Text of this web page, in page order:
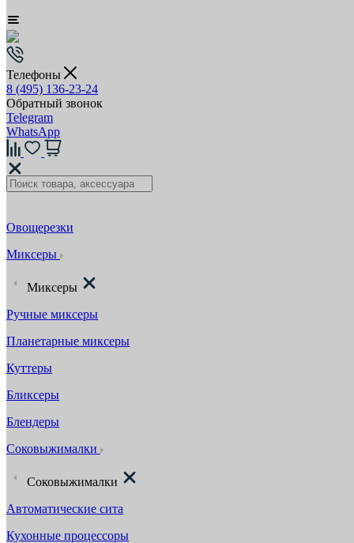
Телефоны
8 (495) 136-23-24
Обратный звонок
Telegram
WhatsApp
Овощерезки
Миксеры
Миксеры
Ручные миксеры
Планетарные миксеры
Куттеры
Бликсеры
Блендеры
Соковыжималки
Соковыжималки
Автоматические сита
Кухонные процессоры